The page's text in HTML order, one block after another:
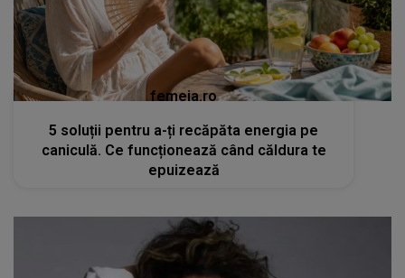
femeia.ro
5 soluții pentru a-ți recăpăta energia pe
caniculă. Ce funcționează când căldura te
epuizează